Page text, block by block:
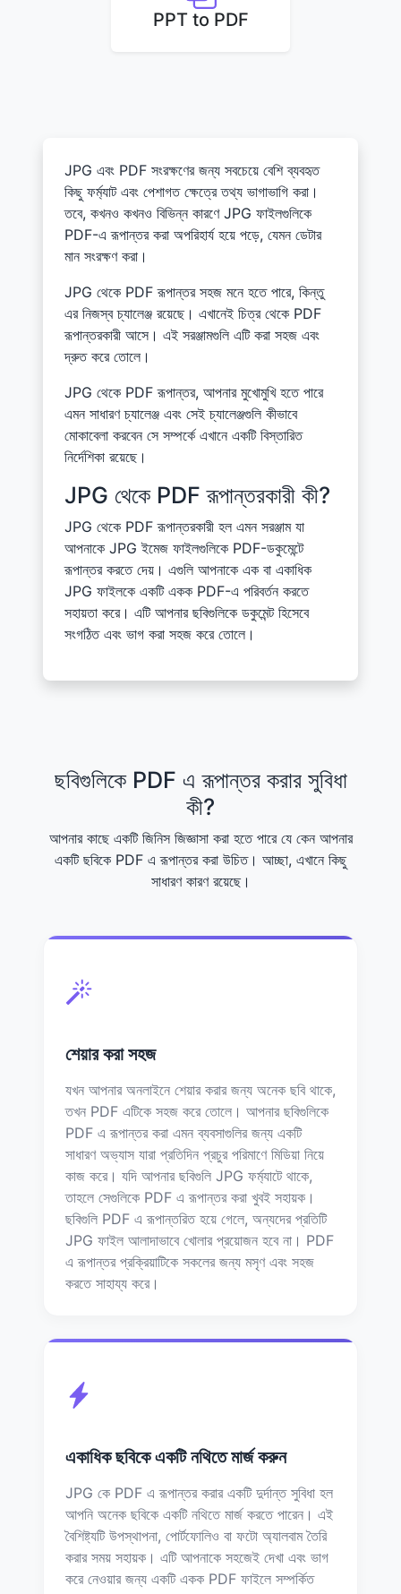
PPT to PDF
JPG এবং PDF সংরক্ষণের জন্য সবচেয়ে বেশি ব্যবহৃত
কিছু ফর্ম্যাট এবং পেশাগত ক্ষেত্রে তথ্য ভাগাভাগি করা।
তবে, কখনও কখনও বিভিন্ন কারণে JPG ফাইলগুলিকে
PDF-এ রূপান্তর করা অপরিহার্য হয়ে পড়ে, যেমন ডেটার
মান সংরক্ষণ করা।
JPG থেকে PDF রূপান্তর সহজ মনে হতে পারে, কিন্তু
এর নিজস্ব চ্যালেঞ্জ রয়েছে। এখানেই চিত্র থেকে PDF
রূপান্তরকারী আসে। এই সরঞ্জামগুলি এটি করা সহজ এবং
দ্রুত করে তোলে।
JPG থেকে PDF রূপান্তর, আপনার মুখোমুখি হতে পারে
এমন সাধারণ চ্যালেঞ্জ এবং সেই চ্যালেঞ্জগুলি কীভাবে
মোকাবেলা করবেন সে সম্পর্কে এখানে একটি বিস্তারিত
নির্দেশিকা রয়েছে।
JPG থেকে PDF রূপান্তরকারী কী?
JPG থেকে PDF রূপান্তরকারী হল এমন সরঞ্জাম যা
আপনাকে JPG ইমেজ ফাইলগুলিকে PDF-ডকুমেন্টে
রূপান্তর করতে দেয়। এগুলি আপনাকে এক বা একাধিক
JPG ফাইলকে একটি একক PDF-এ পরিবর্তন করতে
সহায়তা করে। এটি আপনার ছবিগুলিকে ডকুমেন্ট হিসেবে
সংগঠিত এবং ভাগ করা সহজ করে তোলে।
ছবিগুলিকে PDF এ রূপান্তর করার সুবিধা
কী?
আপনার কাছে একটি জিনিস জিজ্ঞাসা করা হতে পারে যে কেন আপনার
একটি ছবিকে PDF এ রূপান্তর করা উচিত। আচ্ছা, এখানে কিছু
সাধারণ কারণ রয়েছে।
শেয়ার করা সহজ
যখন আপনার অনলাইনে শেয়ার করার জন্য অনেক ছবি থাকে,
তখন PDF এটিকে সহজ করে তোলে। আপনার ছবিগুলিকে
PDF এ রূপান্তর করা এমন ব্যবসাগুলির জন্য একটি
সাধারণ অভ্যাস যারা প্রতিদিন প্রচুর পরিমাণে মিডিয়া নিয়ে
কাজ করে। যদি আপনার ছবিগুলি JPG ফর্ম্যাটে থাকে,
তাহলে সেগুলিকে PDF এ রূপান্তর করা খুবই সহায়ক।
ছবিগুলি PDF এ রূপান্তরিত হয়ে গেলে, অন্যদের প্রতিটি
JPG ফাইল আলাদাভাবে খোলার প্রয়োজন হবে না। PDF
এ রূপান্তর প্রক্রিয়াটিকে সকলের জন্য মসৃণ এবং সহজ
করতে সাহায্য করে।
একাধিক ছবিকে একটি নথিতে মার্জ করুন
JPG কে PDF এ রূপান্তর করার একটি দুর্দান্ত সুবিধা হল
আপনি অনেক ছবিকে একটি নথিতে মার্জ করতে পারেন। এই
বৈশিষ্ট্যটি উপস্থাপনা, পোর্টফোলিও বা ফটো অ্যালবাম তৈরি
করার সময় সহায়ক। এটি আপনাকে সহজেই দেখা এবং ভাগ
করে নেওয়ার জন্য একটি একক PDF ফাইলে সম্পর্কিত